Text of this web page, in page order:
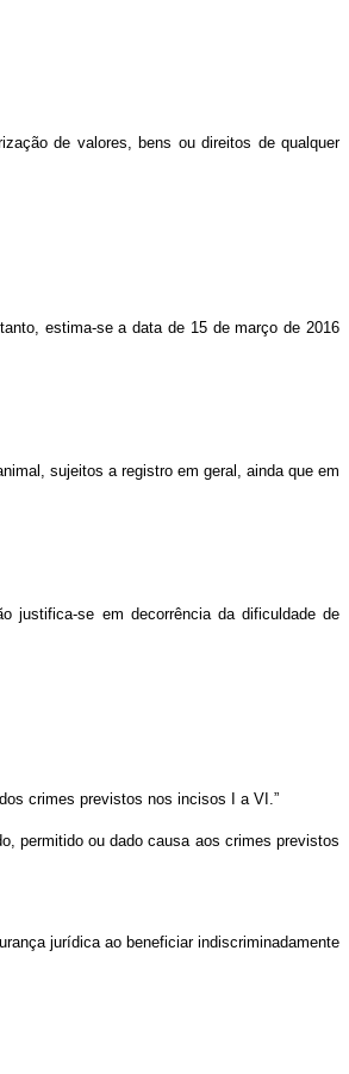
de valores, bens ou direitos de qualquer
estima-se a data de 15 de março de 2016
sujeitos a registro em geral, ainda que em
justifica-se em decorrência da dificuldade de
crimes previstos nos incisos I a VI.”
permitido ou dado causa aos crimes previstos
jurídica ao beneficiar indiscriminadamente